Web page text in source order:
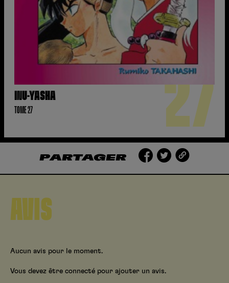
INU-YASHA
TOME 27 27
PARTAGER
AVIS
Aucun avis pour le moment.
Vous devez être connecté pour ajouter un avis.